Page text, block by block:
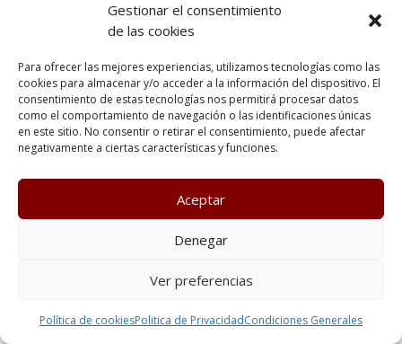
Gestionar el consentimiento
de las cookies
Para ofrecer las mejores experiencias, utilizamos tecnologías como las
cookies para almacenar y/o acceder a la información del dispositivo. El
consentimiento de estas tecnologías nos permitirá procesar datos
como el comportamiento de navegación o las identificaciones únicas
en este sitio. No consentir o retirar el consentimiento, puede afectar
negativamente a ciertas características y funciones.
Aceptar
Denegar
Ver preferencias
Política de cookiesPolitica de PrivacidadCondiciones Generales